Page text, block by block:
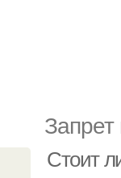
Запрет
Стоит